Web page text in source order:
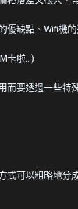
優缺點、Wifi機
卡啦...)
而要透過一些特
式可以粗略地分